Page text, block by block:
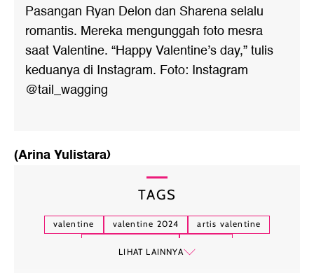
Pasangan Ryan Delon dan Sharena selalu
romantis. Mereka mengunggah foto mesra
saat Valentine. “Happy Valentine’s day,” tulis
keduanya di Instagram. Foto: Instagram
@tail_wagging
(Arina Yulistara)
TAGS
valentine valentine 2024
artis valentine
LIHAT LAINNYA